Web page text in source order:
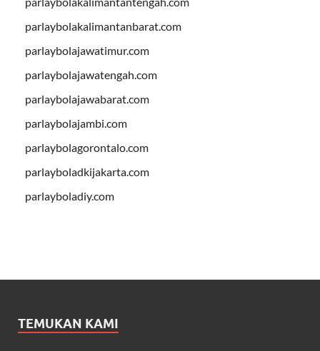
parlaybolakalimantanbarat.com
parlaybolajawatimur.com
parlaybolajawatengah.com
parlaybolajawabarat.com
parlaybolajambi.com
parlaybolagorontalo.com
parlayboladkijakarta.com
parlayboladiy.com
TEMUKAN KAMI